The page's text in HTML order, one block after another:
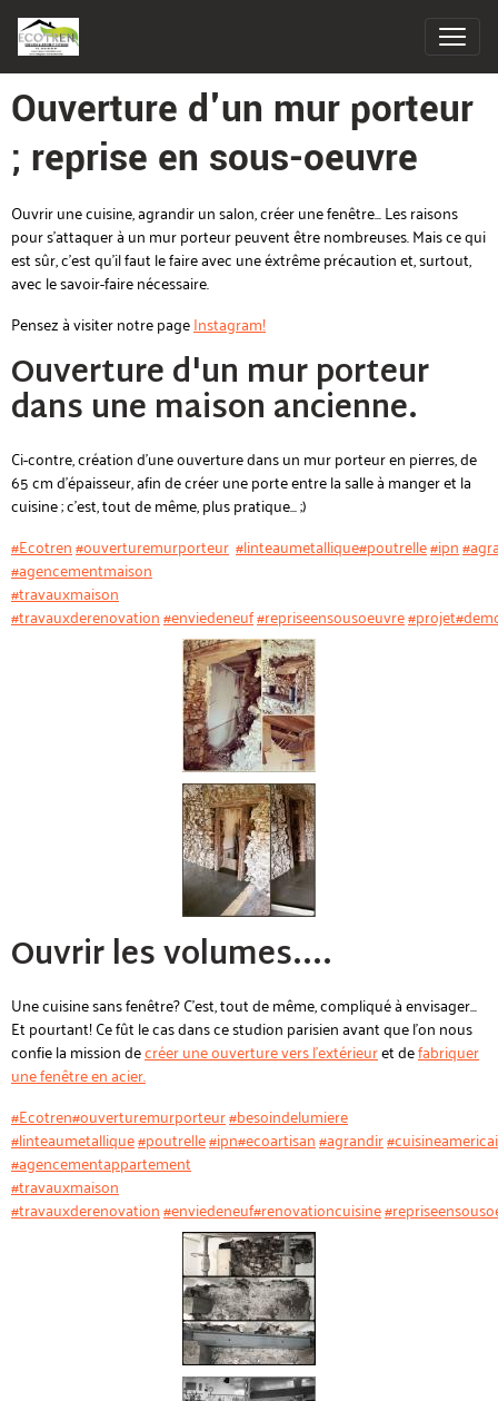
Ouverture d'un mur porteur
; reprise en sous-oeuvre
Ouvrir une cuisine, agrandir un salon, créer une fenêtre... Les raisons
pour s'attaquer à un mur porteur peuvent être nombreuses. Mais ce qui
est sûr, c'est qu'il faut le faire avec une éxtrême précaution et, surtout,
avec le savoir-faire nécessaire.
Pensez à visiter notre pageInstagram!
Ouverture d'un mur porteur
dans une maison ancienne.
Ci-contre, création d'une ouverture dans un mur porteur en pierres, de
65 cm d'épaisseur, afin de créer une porte entre la salle à manger et la
cuisine ; c'est, tout de même, plus pratique... ;)
#Ecotren#ouverturemurporteur #linteaumetallique#poutrelle#ipn
#agencementmaison
#travauxmaison
#travauxderenovation#enviedeneuf#repriseensousoeuvre#projet
Ouvrir les volumes....
Une cuisine sans fenêtre? C'est, tout de même, compliqué à envisager...
Et pourtant! Ce fût le cas dans ce studion parisien avant que l'on nous
confie la mission decréer une ouverture vers l'extérieuret defabriquer
une fenêtre en acier.
#Ecotren#ouverturemurporteur#besoindelumiere
#linteaumetallique#poutrelle#ipn#ecoartisan#agrandir
#agencementappartement
#travauxmaison
#travauxderenovation#enviedeneuf#renovationcuisine